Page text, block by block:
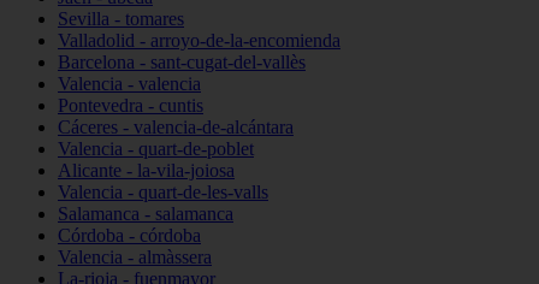
Sevilla - tomares
Valladolid - arroyo-de-la-encomienda
Barcelona - sant-cugat-del-vallès
Valencia - valencia
Pontevedra - cuntis
Cáceres - valencia-de-alcántara
Valencia - quart-de-poblet
Alicante - la-vila-joiosa
Valencia - quart-de-les-valls
Salamanca - salamanca
Córdoba - córdoba
Valencia - almàssera
La-rioja - fuenmayor